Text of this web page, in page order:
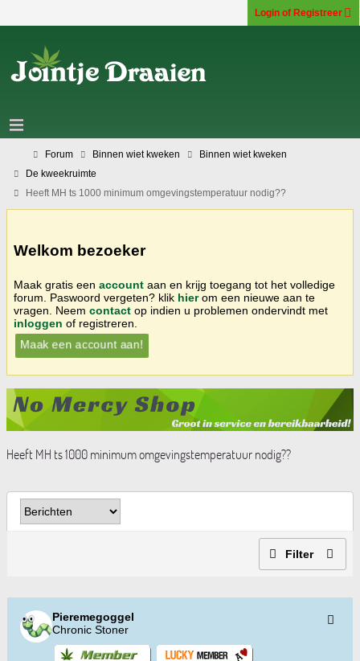
Login of Registreer
Forum Binnen wiet kweken
Binnen wiet kweken
De kweekruimte
Heeft MH ts 1000 minimum omgevingstemperatuur nodig??
Welkom bezoeker
Maak gratis een account aan en krijg toegang tot het volledige
forum. Paswoord vergeten? klik hierom een nieuwe aan te
vragen. Neem contact op indien u problemen ondervindt met
inloggen of registreren.
Maak een account aan!
Heeft MH ts 1000 minimum omgevingstemperatuur nodig??
Filter
Pieremegoggel
Chronic Stoner